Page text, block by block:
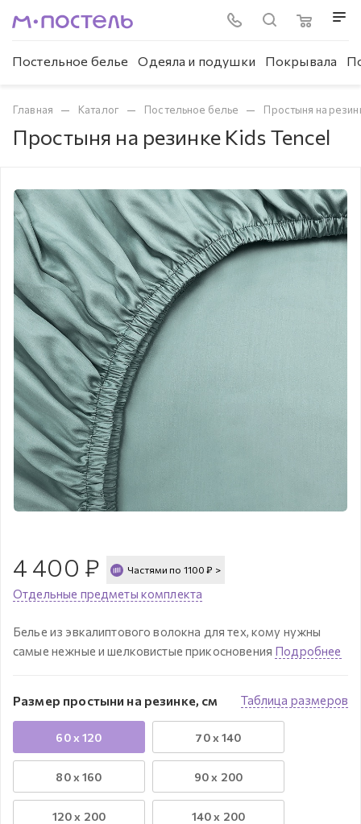
Постельное белье Одеяла и подушки Покрывала
Главная — Каталог — Постельное белье — Простыня на
Простыня на резинке Kids Tencel
4 400 ₽ Частями по 1100 ₽ >
Отдельные предметы комплекта
Белье из эвкалиптового волокна для тех, кому нужны
самые нежные и шелковистые прикосновения Подробнее
Таблица размеров
Размер простыни на резинке, см
60 х 120 70 х 140
80 х 160 90 x 200
120 x 200 140 x 200